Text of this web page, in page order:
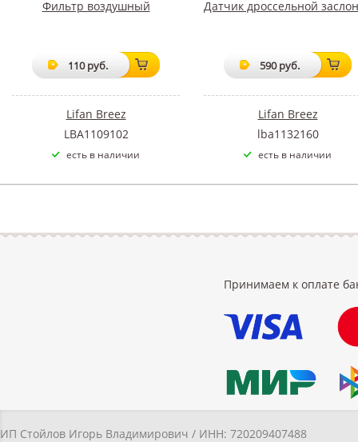
Фильтр воздушный
110 руб.
Lifan Breez
LBA1109102
есть в наличии
Датчик дроссельной
590 руб.
Lifan Breez
lba1132160
есть в наличии
Принимаем к оплате
ИП Стойлов Игорь Владимирович / ИНН: 720209407488